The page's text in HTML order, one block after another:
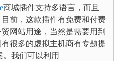
商城插件支持多语言，而且
前，这款插件有免费和付费
网站用途，当然是需要用到
很多的虚拟主机商有专题提
。我们可以利用